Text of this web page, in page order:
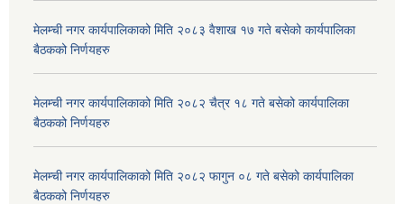
मेलम्ची नगर कार्यपालिकाको मिति २०८३ वैशाख १७ गते बसेको कार्यपालिका
बैठकको निर्णयहरु
मेलम्ची नगर कार्यपालिकाको मिति २०८२ चैत्र १८ गते बसेको कार्यपालिका
बैठकको निर्णयहरु
मेलम्ची नगर कार्यपालिकाको मिति २०८२ फागुन ०८ गते बसेको कार्यपालिका
बैठकको निर्णयहरु